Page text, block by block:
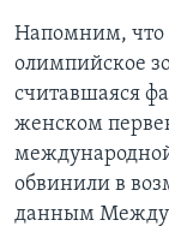
Напомним, что
олимпийское
считавшаяся
женском
обвинили в
данным